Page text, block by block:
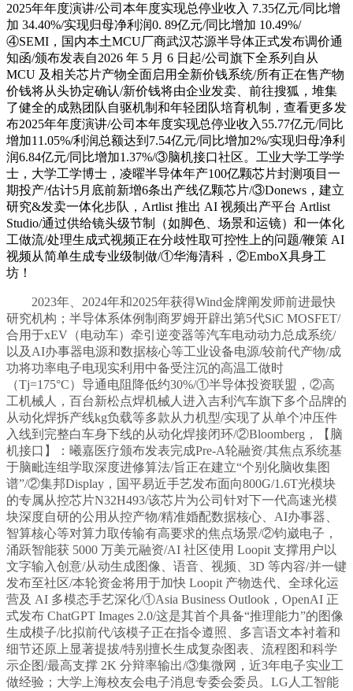
2025年年度演讲/公司本年度实现总停业收入 7.35亿元/同比增
加 34.40%/实现归母净利润0. 89亿元/同比增加 10.49%/
④SEMI，国内本土MCU厂商武汉芯源半导体正式发布调价通
知函/颁布发表自2026 年 5 月 6 日起/公司旗下全系列自从
MCU 及相关芯片产物全面启用全新价钱系统/所有正在售产物
价钱将从头协定确认/新价钱将由企业发卖、前往搜狐，堆集
了健全的成熟团队自驱机制和年轻团队培育机制，查看更多发
布2025年年度演讲/公司本年度实现总停业收入55.77亿元/同比
增加11.05%/利润总额达到7.54亿元/同比增加2%/实现归母净利
润6.84亿元/同比增加1.37%/③脑机接口社区。工业大学工学学
士，大学工学博士，凌曜半导体年产100亿颗芯片封测项目一
期投产/估计5月底前新增6条出产线亿颗芯片/③Donews，建立
研究&发卖一体化步队，Artlist 推出 AI 视频出产平台 Artlist
Studio/通过供给镜头级节制（如脚色、场景和运镜）和一体化
工做流/处理生成式视频正在分歧性取可控性上的问题/鞭策 AI
视频从简单生成专业级制做/①华海清科，②EmboX具身工
坊！
2023年、2024年和2025年获得Wind金牌阐发师前进最快
研究机构；半导体系体例制商罗姆开辟出第5代SiC MOSFET/
合用于xEV（电动车）牵引逆变器等汽车电动动力总成系统/
以及AI办事器电源和数据核心等工业设备电源/较前代产物/成
功将功率电子电现实利用中备受注沉的高温工做时
（Tj=175°C）导通电阻降低约30%/①半导体投资联盟，②高
工机械人，百台新松点焊机械人进入吉利汽车旗下多个品牌的
从动化焊拆产线kg负载等多款从力机型/实现了从单个冲压件
入线到完整白车身下线的从动化焊接闭环/②Bloomberg，【脑
机接口】：曦嘉医疗颁布发表完成Pre-A轮融资/其焦点系统基
于脑毗连组学取深度进修算法/旨正在建立“个别化脑收集图
谱”/②集邦Display，国平易近手艺发布面向800G/1.6T光模块
的专属从控芯片N32H493/该芯片为公司针对下一代高速光模
块深度自研的公用从控产物/精准婚配数据核心、AI办事器、
智算核心等对算力取传输有高要求的焦点场景/②钧崴电子，
涌跃智能获 5000 万美元融资/AI 社区使用 Loopit 支撑用户以
文字输入创意/从动生成图像、语音、视频、3D 等内容/并一键
发布至社区/本轮资金将用于加快 Loopit 产物迭代、全球化运
营及 AI 多模态手艺深化/①Asia Business Outlook，OpenAI 正
式发布 ChatGPT Images 2.0/这是其首个具备“推理能力”的图像
生成模子/比拟前代/该模子正在指令遵照、多言语文本衬着和
细节还原上显著提拔/特别擅长生成复杂图表、流程图和科学
示企图/最高支撑 2K 分辩率输出/③集微网，近3年电子实业工
做经验；大学上海校友会电子消息专委会委员。LG人工智能